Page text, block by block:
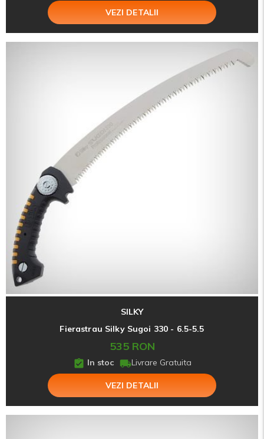
VEZI DETALII
SILKY
Fierastrau Silky Sugoi 330 - 6.5-5.5
535 RON
In stoc Livrare Gratuita
VEZI DETALII